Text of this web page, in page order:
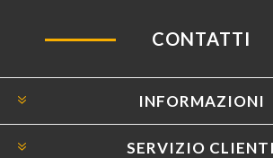
CONTATTI
INFORMAZIONI
SERVIZIO CLIENTI